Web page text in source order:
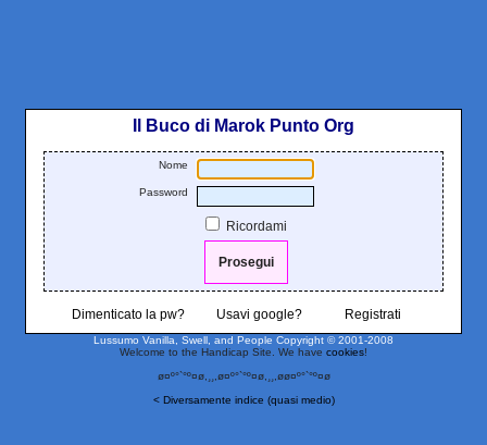
Il Buco di Marok Punto Org
Nome
Password
Ricordami
Dimenticato la pw? Usavi google? Registrati
Lussumo Vanilla, Swell, and People Copyright © 2001-2008
Welcome to the Handicap Site. We have cookies!
ø¤º°`°º¤ø,¸¸,ø¤º°`°º¤ø,¸¸,øø¤º°`°º¤ø
< Diversamente indice (quasi medio)